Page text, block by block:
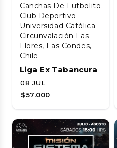
Canchas De Futbolito
Club Deportivo
Universidad Católica -
Circunvalación Las
Flores, Las Condes,
Chile
Liga Ex Tabancura
08 JUL
$57.000